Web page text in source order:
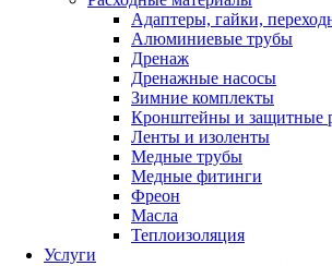
Адаптеры, гайки,
Алюминиевые трубы
Дренаж
Дренажные насосы
Зимние комплекты
Кронштейны и защитные
Ленты и изоленты
Медные трубы
Медные фитинги
Фреон
Масла
Теплоизоляция
Услуги